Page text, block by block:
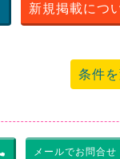
よくある質問
新規掲載につ
条件
メールでお問合せ